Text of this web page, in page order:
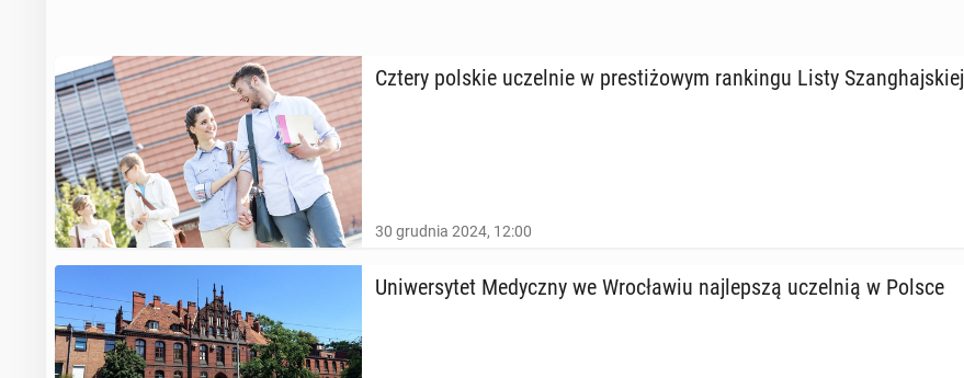
Cztery polskie uczel­nie w pre­sti­żo­wym ran­kin­gu Listy Szan­ghaj­skiej
30 grudnia 2024, 12:00
Uni­wer­sy­tet Me­dycz­ny we Wro­cła­wiu naj­lep­szą uczel­nią w Polsce